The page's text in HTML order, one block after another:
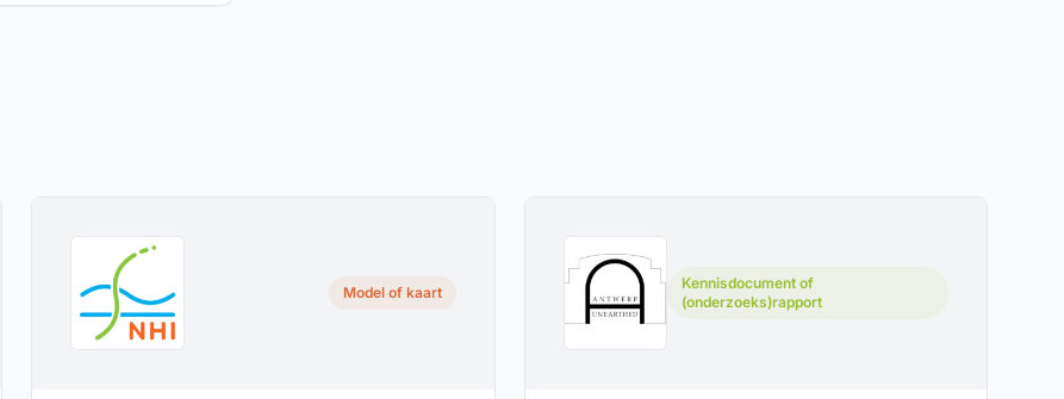
Model of kaart
Kennisdocument of
(onderzoeks)rapport